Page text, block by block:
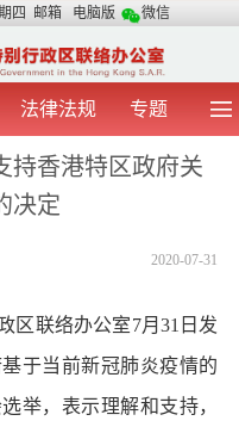
四 邮箱 电脑版 微信
法律法规 专题
视 频 中央声音
港澳大湾区
持香港特区政府关
决定
2020-07-31
联络办公室7月31日发
于当前新冠肺炎疫情的
举，表示理解和支持，